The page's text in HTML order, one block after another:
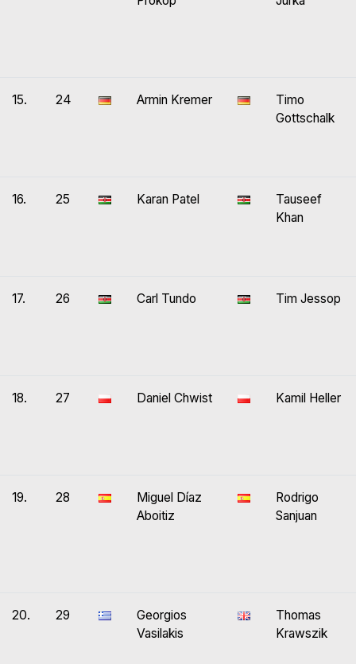
15. 24 Armin Kremer
Timo
Gottschalk
16. 25 Karan Patel
Tauseef
Khan
17. 26 Carl Tundo Tim Jessop
18. 27 Daniel Chwist Kamil Heller
19. 28
Miguel Díaz
Aboitiz
Rodrigo
Sanjuan
20. 29
Georgios
Vasilakis
Thomas
Krawszik